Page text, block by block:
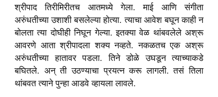
श्रीपाद तिरीमिरीतच आतमध्ये गेला. माई आणि संगीता
अरुंधतीच्या उशाशी बसलेल्या होत्या. त्याचा आवेश बघून काही न
बोलता त्या दोघीही निघून गेल्या. इतक्या वेळ थांबवलेले अश्रू
आवरणे आता श्रीपादला शक्य नव्हते. नकळतच एक अश्रू
अरुंधतीच्या हातावर पडला. तिने डोळे उघडून त्याच्याकडे
बघितले. अन् ती उठण्याचा प्रयत्न करू लागली. तसं तिला
थांबवत त्याने पुन्हा आडवे व्हायला लावले.